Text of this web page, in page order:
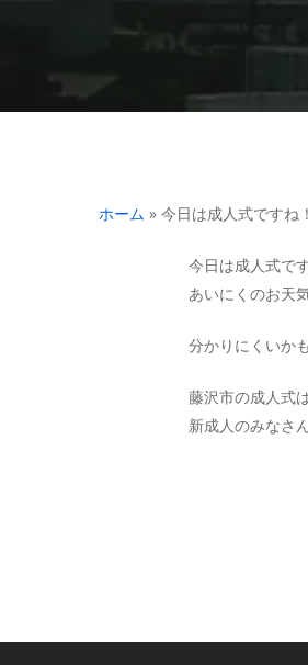
ホーム » 今日は成人式ですね！
今日は成人式で
あいにくのお天
分かりにくいか
藤沢市の成人式
新成人のみなさ